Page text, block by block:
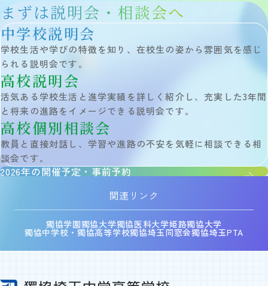
国際教育・語学教育
中学 総合学習
ICT教育
図書館
教員メッセージ
学校生活
学校生活 TOP
年間行事
獨協埼玉の1日
クラブ活動（中学校）
クラブ活動（高等学校）
在校生メッセージ
進路・進学
進路・進学 TOP
活躍する卒業生
高校入試
まずは説明会・相談会へ
中学校説明会
学校生活や学びの特徴を知り、在校生の姿から雰囲気を感じ
られる説明会です。
高校説明会
活気ある学校生活と進学実績を詳しく紹介し、充実した3年間
と将来の進路をイメージできる説明会です。
高校個別相談会
教員と直接対話し、学習や進路の不安を気軽に相談できる相
談会です。
2026年の開催予定・事前予約
関連リンク
獨協学園獨協大学獨協医科大学姫路獨協大学
獨協中学校・獨協高等学校獨協埼玉同窓会獨協埼玉PTA